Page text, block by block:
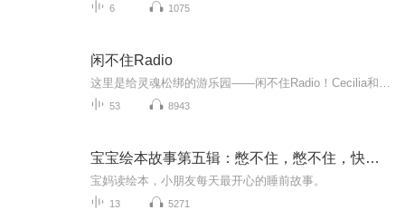
6 1075
闲不住Radio
53 8943
宝宝绘本故事第五辑：憋不住，憋不住，快要憋不住了
宝妈读绘本，小朋友每天最开心的睡前故事。
13 5271